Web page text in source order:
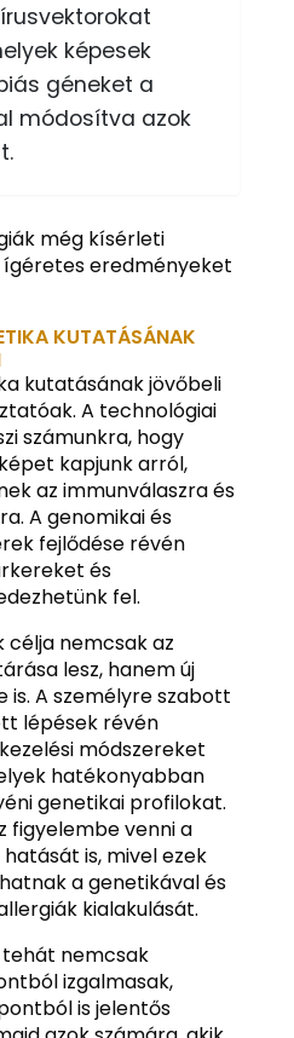
képesek
géneket a
módosítva azok
még kísérleti
eredményeket
KUTATÁSÁNAK
kutatásának jövőbeli
A technológiai
számunkra, hogy
kapjunk arról,
az immunválaszra és
A genomikai és
fejlődése révén
és
fel.
célja nemcsak az
lesz, hanem új
is. A személyre szabott
lépések révén
módszereket
hatékonyabban
genetikai profilokat.
figyelembe venni a
is, mivel ezek
a genetikával és
kialakulását.
nemcsak
izgalmasak,
is jelentős